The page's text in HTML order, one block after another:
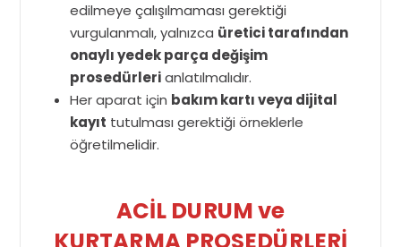
edilmeye çalışılmaması gerektiği
vurgulanmalı, yalnızca üretici tarafından
onaylı yedek parça değişim
prosedürlerianlatılmalıdır.
Her aparat için bakım kartı veya dijital
kayıt tutulması gerektiği örneklerle
öğretilmelidir.
ACİL DURUM ve